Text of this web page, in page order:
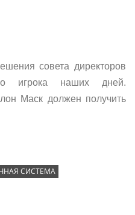
совета директоров
игрока наших дней.
Маск должен получить
СИСТЕМА